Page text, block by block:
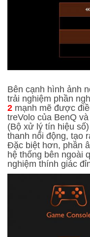
Bên cạnh hình ảnh
trải nghiệm phần
2 mạnh mẽ được
treVolo của BenQ
(Bộ xử lý tín hiệu
thanh nổi động, tạo
Đặc biệt hơn, phần
hệ thống bên ngoài
nghiệm thính giác